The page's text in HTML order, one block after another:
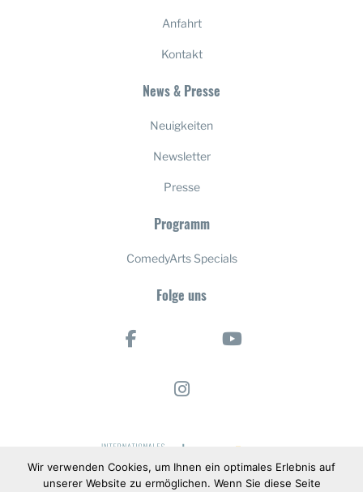
Anfahrt
Kontakt
News & Presse
Neuigkeiten
Newsletter
Presse
Programm
ComedyArts Specials
Folge uns
Wir verwenden Cookies, um Ihnen ein optimales Erlebnis auf
unserer Website zu ermöglichen. Wenn Sie diese Seite